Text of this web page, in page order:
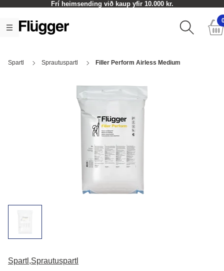
Frí heimsending við kaup yfir 10.000 kr.
Spartl Sprautuspartl Filler Perform Airless Medium
Spartl,Sprautuspartl